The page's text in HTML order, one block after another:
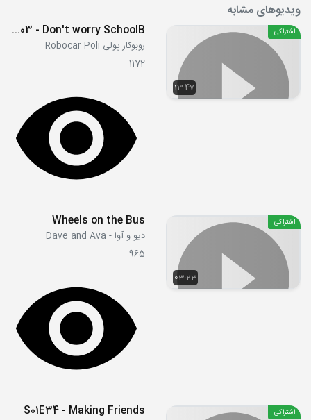
ویدیوهای مشابه
13:47
اشتراکی S03E03 - Don't worry SchoolB
روبوکار پولی Robocar Poli
1172
03:23
اشتراکی Wheels on the Bus
دیو و آوا - Dave and Ava
965
اشتراکی S01E34 - Making Friends